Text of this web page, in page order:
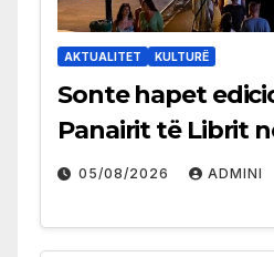
AKTUALITET KULTURË
Sonte hapet
Panairit të Librit
05/08/2026 ADMINI